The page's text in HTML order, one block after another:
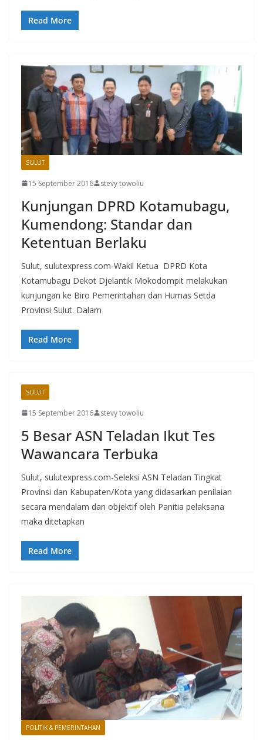
Read More
SULUT
15 September 2016 stevy towoliu
Kunjungan DPRD Kotamubagu,
Kumendong: Standar dan
Ketentuan Berlaku
Sulut, sulutexpress.com-Wakil Ketua DPRD Kota
Kotamubagu Dekot Djelantik Mokodompit melakukan
kunjungan ke Biro Pemerintahan dan Humas Setda
Provinsi Sulut. Dalam
Read More
SULUT
15 September 2016 stevy towoliu
5 Besar ASN Teladan Ikut Tes
Wawancara Terbuka
Sulut, sulutexpress.com-Seleksi ASN Teladan Tingkat
Provinsi dan Kabupaten/Kota yang didasarkan penilaian
secara mendalam dan objektif oleh Panitia pelaksana
maka ditetapkan
Read More
POLITIK & PEMERINTAHAN